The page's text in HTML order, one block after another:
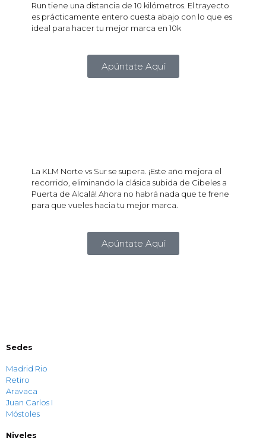
Run tiene una distancia de 10 kilómetros. El trayecto
es prácticamente entero cuesta abajo con lo que es
ideal para hacer tu mejor marca en 10k
Apúntate Aquí
La KLM Norte vs Sur se supera. ¡Este año mejora el
recorrido, eliminando la clásica subida de Cibeles a
Puerta de Alcalá! Ahora no habrá nada que te frene
para que vueles hacia tu mejor marca.
Apúntate Aquí
Sedes
Madrid Rio
Retiro
Aravaca
Juan Carlos I
Móstoles
Niveles